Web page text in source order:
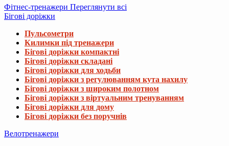
Фітнес-тренажери Переглянути всі
Бігові доріжки
Пульсометри
Килимки під тренажери
Бігові доріжки компактні
Бігові доріжки складані
Бігові доріжки для ходьби
Бігові доріжки з регулюванням кута нахилу
Бігові доріжки з широким полотном
Бігові доріжки з віртуальним тренуванням
Бігові доріжки для дому
Бігові доріжки без поручнів
Велотренажери